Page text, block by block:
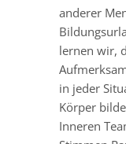
anderer
lernen wir,
in jeder
Körper
Inneren